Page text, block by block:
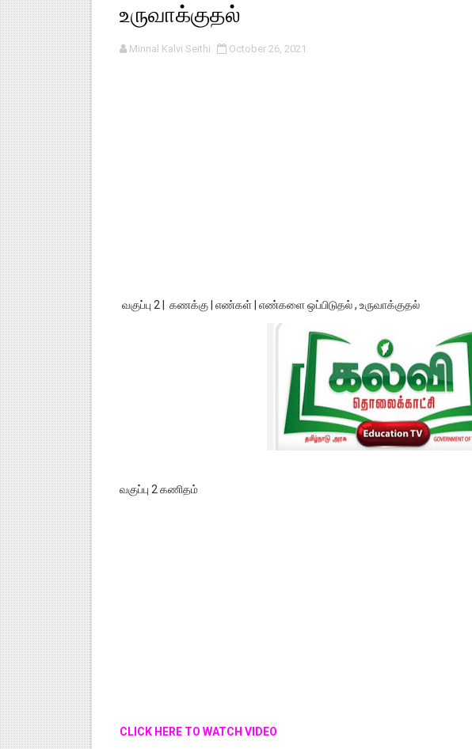
பள்ளி காலை வழிபாட்டுச் செயல்பாடுகள் - டிசம்பர் 17
குழந்தைகள் பாதுகாப்பு அலகில் வேலை வாய்ப்பு ( டிச 18 )
உருவாக்குதல்
Minnal Kalvi Seithi October 26, 2021
வகுப்பு 2 | கணக்கு | எண்கள் | எண்களை ஒப்பிடுதல் , உருவாக்குதல்
வகுப்பு 2 கணிதம்
CLICK HERE TO WATCH VIDEO